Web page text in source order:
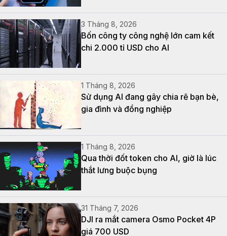
3 Tháng 8, 2026
Bốn công ty công nghệ lớn cam kết
chi 2.000 tỉ USD cho AI
1 Tháng 8, 2026
Sử dụng AI đang gây chia rẽ bạn bè,
gia đình và đồng nghiệp
1 Tháng 8, 2026
Qua thời đốt token cho AI, giờ là lúc
thắt lưng buộc bụng
31 Tháng 7, 2026
DJI ra mắt camera Osmo Pocket 4P
giá 700 USD